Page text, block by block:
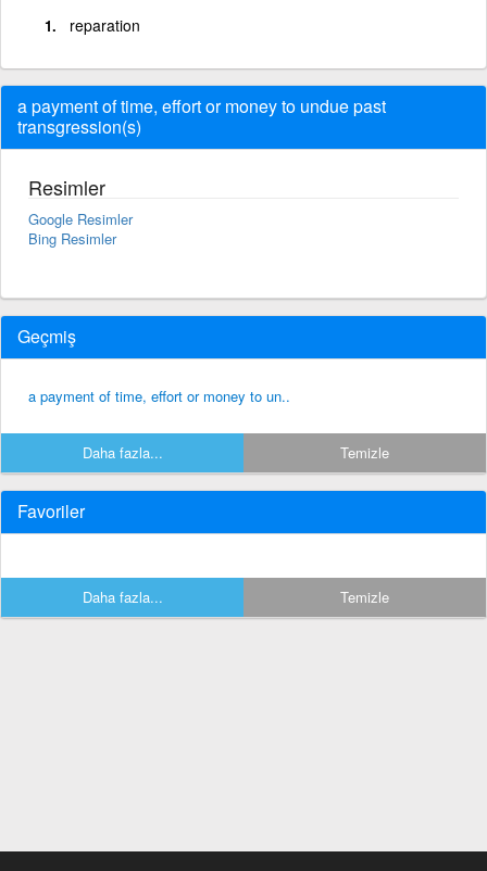
reparation
a payment of time, effort or money to undue past
transgression(s)
Resimler
Google Resimler
Bing Resimler
Geçmiş
a payment of time, effort or money to un..
Daha fazla... Temizle
Favoriler
Daha fazla... Temizle